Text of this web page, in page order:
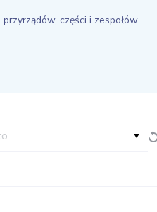
przyrządów, części i zespołów